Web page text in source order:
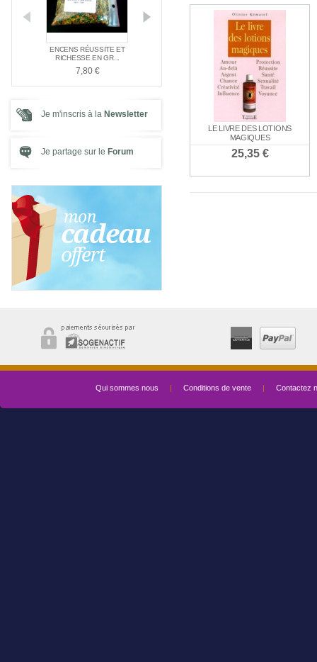
ENCENS RÉUSSITE ET
RICHESSE EN GR...
7,80 €
ENCENS
Je m'inscris à la Newsletter
Je partage sur le Forum
LE LIVRE DES LOTIONS
MAGIQUES
25,35 €
Qui sommes nous | Conditions de vente | Contactez